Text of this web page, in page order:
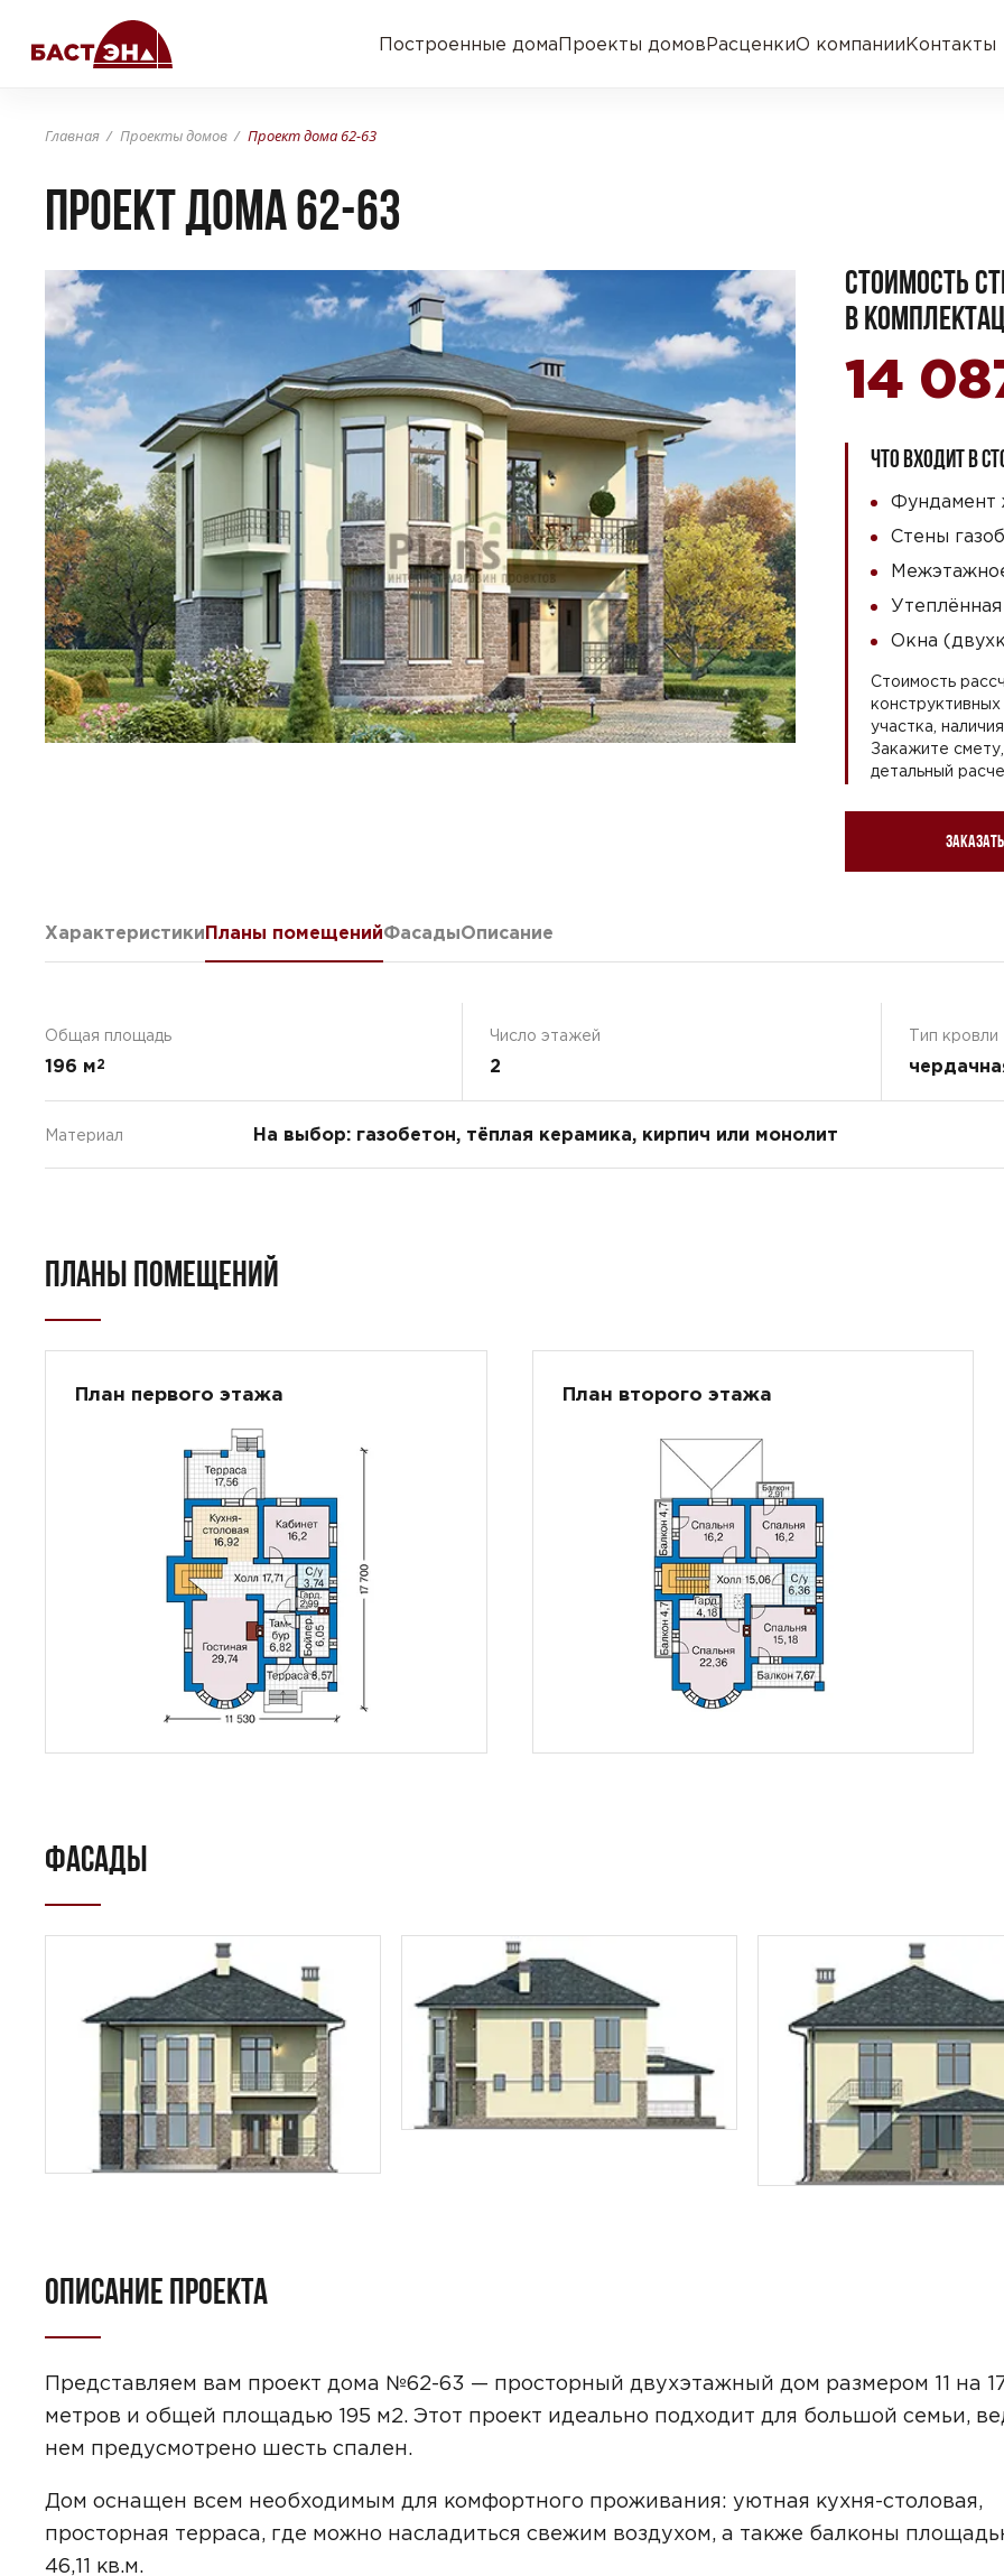
Построенные домаПроекты домовРасценкиО компанииКонтакты
Главная Проекты домов Проект дома 62-63
Проект дома 62-63
СТОИМОСТЬ
В
14
ЧТО ВХОДИТ В
Фундамент
Стены
Окна
Стоимость
участка,
Закажите
детальный
ХарактеристикиПланы помещенийФасадыОписание
Общая площадь
196 м2
Число этажей
2
Тип кровли
Материал На выбор: газобетон, тёплая керамика, кирпич или монолит
ПЛАНЫ ПОМЕЩЕНИЙ
План первого этажа План второго этажа
ФАСАДЫ
ОПИСАНИЕ ПРОЕКТА
Представляем вам проект дома №62-63 — просторный двухэтажный дом размером 11 на
метров и общей площадью 195 м2. Этот проект идеально подходит для большой семьи,
нем предусмотрено шесть спален.
Дом оснащен всем необходимым для комфортного проживания: уютная кухня-столовая,
просторная терраса, где можно насладиться свежим воздухом, а также балконы
46,11 кв.м.
Звонок